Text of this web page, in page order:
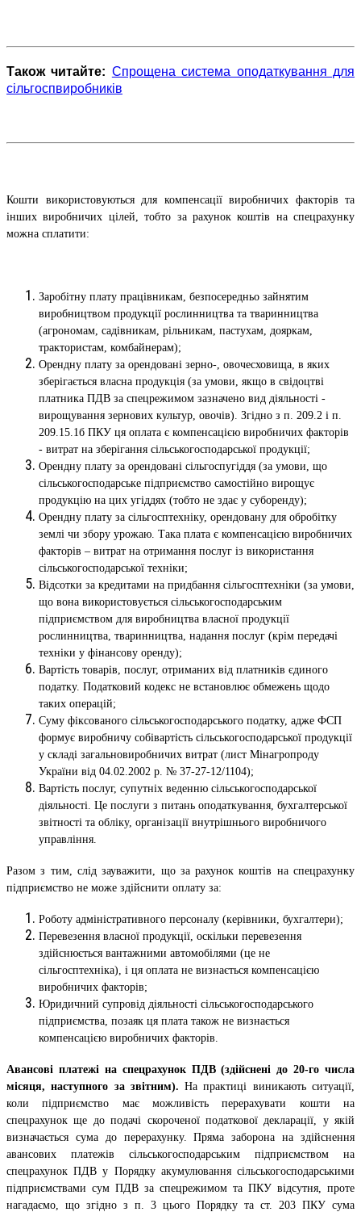
Також читайте: Спрощена система оподаткування для
сільгоспвиробників
Кошти використовуються для компенсації виробничих факторів та
інших виробничих цілей, тобто за рахунок коштів на спецрахунку
можна сплатити:
Заробітну плату працівникам, безпосередньо зайнятим
виробництвом продукції рослинництва та тваринництва
(агрономам, садівникам, рільникам, пастухам, дояркам,
трактористам, комбайнерам);
Орендну плату за орендовані зерно-, овочесховища, в яких
зберігається власна продукція (за умови, якщо в свідоцтві
платника ПДВ за спецрежимом зазначено вид діяльності -
вирощування зернових культур, овочів). Згідно з п. 209.2 і п.
209.15.1б ПКУ ця оплата є компенсацією виробничих факторів
- витрат на зберігання сільськогосподарської продукції;
Орендну плату за орендовані сільгоспугіддя (за умови, що
сільськогосподарське підприємство самостійно вирощує
продукцію на цих угіддях (тобто не здає у суборенду);
Орендну плату за сільгосптехніку, орендовану для обробітку
землі чи збору урожаю. Така плата є компенсацією виробничих
факторів – витрат на отримання послуг із використання
сільськогосподарської техніки;
Відсотки за кредитами на придбання сільгосптехніки (за умови,
що вона використовується сільськогосподарським
підприємством для виробництва власної продукції
рослинництва, тваринництва, надання послуг (крім передачі
техніки у фінансову оренду);
Вартість товарів, послуг, отриманих від платників єдиного
податку. Податковий кодекс не встановлює обмежень щодо
таких операцій;
Суму фіксованого сільськогосподарського податку, адже ФСП
формує виробничу собівартість сільськогосподарської продукції
у складі загальновиробничих витрат (лист Мінагропроду
України від 04.02.2002 р. № 37-27-12/1104);
Вартість послуг, супутніх веденню сільськогосподарської
діяльності. Це послуги з питань оподаткування, бухгалтерської
звітності та обліку, організації внутрішнього виробничого
управління.
Разом з тим, слід зауважити, що за рахунок коштів на спецрахунку
підприємство не може здійснити оплату за:
Роботу адміністративного персоналу (керівники, бухгалтери);
Перевезення власної продукції, оскільки перевезення
здійснюється вантажними автомобілями (це не
сільгосптехніка), і ця оплата не визнається компенсацією
виробничих факторів;
Юридичний супровід діяльності сільськогосподарського
підприємства, позаяк ця плата також не визнається
компенсацією виробничих факторів.
Авансові платежі на спецрахунок ПДВ (здійснені до 20-го числа
місяця, наступного за звітним).На практиці виникають ситуації,
коли підприємство має можливість перерахувати кошти на
спецрахунок ще до подачі скороченої податкової декларації, у якій
визначається сума до перерахунку. Пряма заборона на здійснення
авансових платежів сільськогосподарським підприємством на
спецрахунок ПДВ у Порядку акумулювання сільськогосподарськими
підприємствами сум ПДВ за спецрежимом та ПКУ відсутня, проте
нагадаємо, що згідно з п. 3 цього Порядку та ст. 203 ПКУ сума